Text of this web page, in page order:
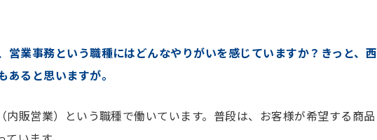
業事務という職種にはどんなやりがいを感じていますか？きっと、西
ると思いますが。
内販営業）という職種で働いています。普段は、お客様が希望する商品